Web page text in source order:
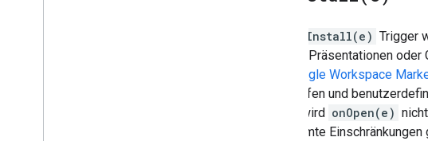
onInstall(e) Trigger
Google Präsentationen
Google Workspace
aufzurufen und
Daher wird onOpen(e)
bestimmte Einschränkungen